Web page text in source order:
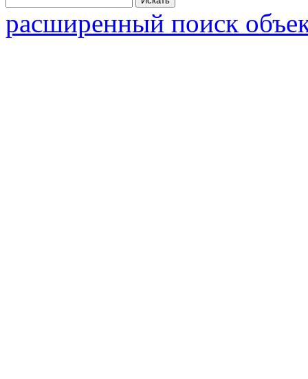
расширенный поиск